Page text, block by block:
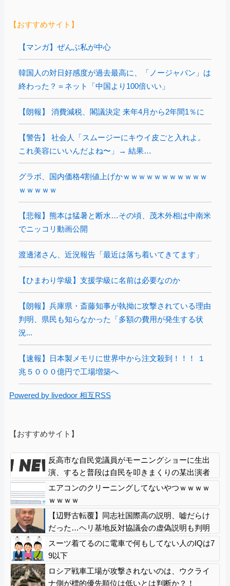
【おすすめサイト】
【マンガ】ぜんぶ私が中心
韓国人の対日好感度が過去最高に、「ノージャパン」は
終わった？＝ネット「中国より100倍いい」
【朗報】 消費減税、閣議決定 来年4月から2年間1％に
【警告】 社会人「スムージーにキウイ皮ごと入れよ。
これ美容にいいんだよね〜」→ 結果…
グラボ、国内価格4割値上げかｗｗｗｗｗｗｗｗｗｗｗ
ｗｗｗｗｗ
【悲報】熊本は猛暑と断水…その頃、茂木外相は中南米
でニッコリ動画公開
渡邊渚さん、近況報告「最近は落ち着いてきてます」
【ひまわり学級】支援学級に名前は必要なのか
【朗報】兵庫県・斎藤知事が執拗に攻撃されている理由
判明、県民も知らなかった「多額の費用が発生する状
況...
【速報】日本製メモリに世界中から注文殺到！！！ １
兆５０００億円で工場増築へ
Powered by livedoor 相互RSS
【おすすめサイト】
反高市な自民党議員がモーニングショーに生出
演、すると普段は自民を叩きまくりの某出演者
が……
エアコンのクリーニングしてないやつｗｗｗｗ
ｗｗｗｗ
【辺野古転覆】同志社国際高の説明、嘘だらけ
だった…ヘリ基地反対協議会の虚偽説明も判明
してネット民の怒り爆発
スーツ着てるのに電車で何もしてない人のIQは7
9以下
ロシア戦車工場が攻撃されないのは、ウクライ
ナ側が標的優先順位は低いとは判断か？！